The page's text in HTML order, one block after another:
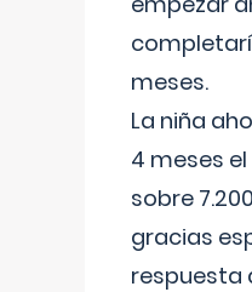
meses.
La niña
4 meses
sobre
gracias
respuesta